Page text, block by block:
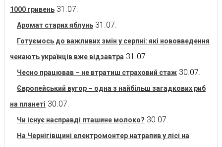
1000 гривень 31.07.
Аромат старих яблунь 31.07.
Готуємось до важливих змін у серпні: які нововведення
чекають українців вже відзавтра 31.07.
Чесно працював – не втратиш страховий стаж 30.07.
Європейський вугор – одна з найбільш загадкових риб
на планеті 30.07.
Чи існує насправді пташине молоко? 30.07.
На Чернігівщині електромонтер натрапив у лісі на